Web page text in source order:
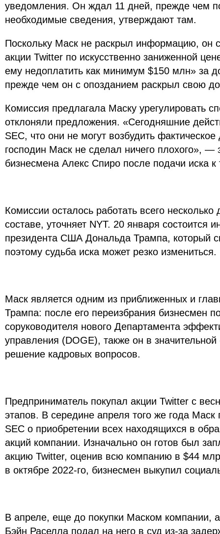
уведомления. Он ждал 11 дней, прежде чем
необходимые сведения, утверждают там.
Поскольку Маск не раскрыл информацию, он
акции Twitter по искусственно заниженной
ему недоплатить как минимум $150 млн» за
прежде чем он с опозданием раскрыл свою
Комиссия предлагала Маску урегулировать
отклоняли предложения. «Сегодняшние
SEC, что они не могут возбудить
господин Маск не сделал ничего плохого», —
бизнесмена Алекс Спиро после подачи иска к
Комиссии осталось работать всего
составе, уточняет NYT. 20 января состоится
президента США Дональда Трампа, который
поэтому судьба иска может резко измениться.
Маск является одним из приближенных и
Трампа: после его переизбрания бизнесмен
соруководителя нового Департамента
управления (DOGE), также он в
решение кадровых вопросов.
Предприниматель покупал акции Twitter с
этапов. В середине апреля того же года
SEC о приобретении всех находящихся в
акций компании. Изначально он готов был
акцию Twitter, оценив всю компанию в $44
в октябре 2022-го, бизнесмен выкупил
В апреле, еще до покупки Маском компании,
Бэйн Раселла подал на него в суд из-за